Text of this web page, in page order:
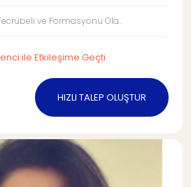
ve Formasyonu Ola...
ile Etkileşime Geçti
HIZLI TALEP OLUŞTUR